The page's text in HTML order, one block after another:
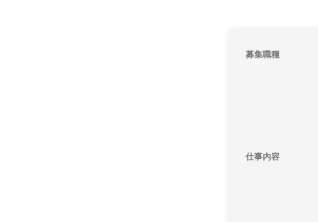
募集職種
仕事内容